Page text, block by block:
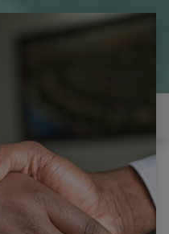
de
66 est
aider
SUPPORT